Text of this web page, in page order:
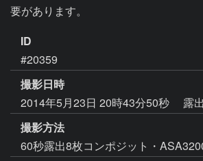
要があります。
ID
#20359
撮影日時
2014年5月23日 20時43分50秒
露
撮影方法
60秒露出8枚コンポジット・